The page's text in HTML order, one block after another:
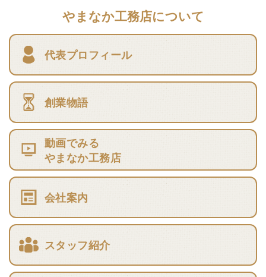
やまなか工務店について
代表プロフィール
創業物語
動画でみる
やまなか工務店
会社案内
スタッフ紹介